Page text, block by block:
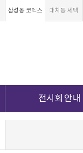
삼성동 코엑스 대치동 세텍
전시회 안내